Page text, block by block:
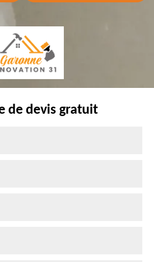
de devis gratuit